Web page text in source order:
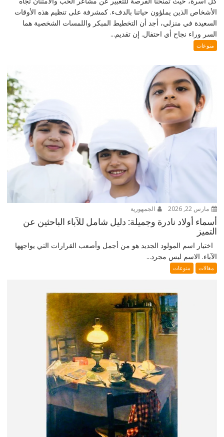
الأشخاص الذين يملؤون حياتنا بالدفء. كمشرفة على تنظيم هذه الأوقات
السعيدة في منزلي، أجد أن التخطيط المبكر واللمسات الشخصية هما
السر وراء نجاح أي احتفال. إن تقديم...
منوعات
مارس 22, 2026 الجمهورية
أسماء أولاد نادرة وجميلة: دليل شامل للآباء الباحثين عن
التميز
اختيار اسم المولود الجديد هو من أجمل وأصعب القرارات التي يواجهها
الآباء. الاسم ليس مجرد...
مقالات منوعات